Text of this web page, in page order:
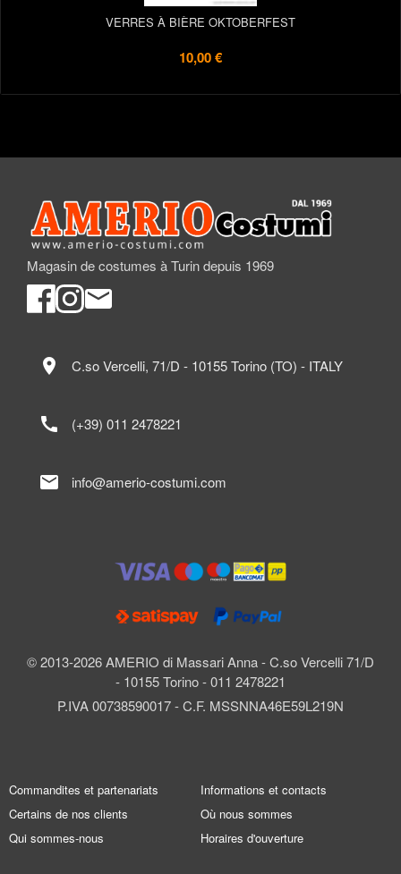
VERRES À BIÈRE OKTOBERFEST
10,00 €
Magasin de costumes à Turin depuis 1969
© 2013-2026 AMERIO di Massari Anna - C.so Vercelli 71/D
- 10155 Torino - 011 2478221
P.IVA 00738590017 - C.F. MSSNNA46E59L219N
location_on C.so Vercelli, 71/D - 10155 Torino (TO) - ITALY
call (+39) 011 2478221
mail info@amerio-costumi.com
Commandites et partenariats
Certains de nos clients
Qui sommes-nous
Informations et contacts
Où nous sommes
Horaires d'ouverture